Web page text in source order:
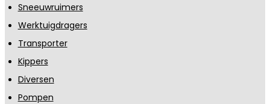
Sneeuwruimers
Werktuigdragers
Transporter
Kippers
Diversen
Pompen